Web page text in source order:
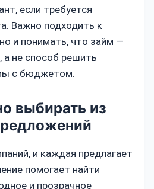
если требуется
Важно подходить к
и понимать, что займ —
а не способ решить
с бюджетом.
выбирать из
и каждая предлагает
помогает найти
и прозрачное